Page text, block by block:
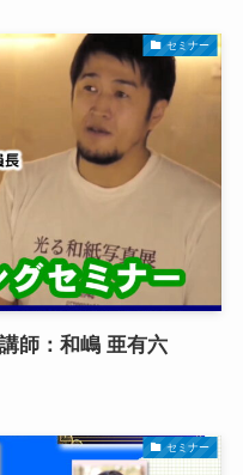
セミナー
師：和嶋 亜有六
セミナー